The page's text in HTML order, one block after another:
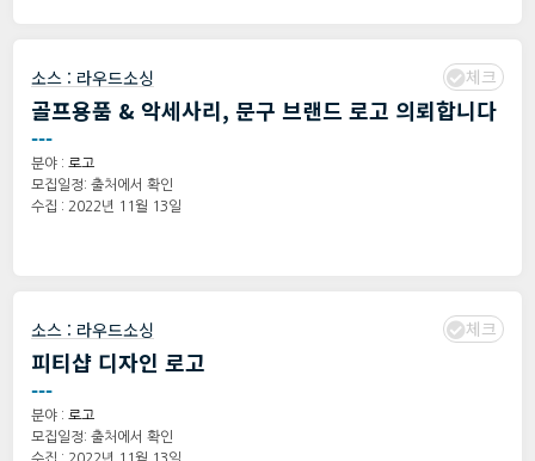
소스 : 라우드소싱 체크
골프용품 & 악세사리, 문구 브랜드 로고 의뢰합니다
---
분야 : 로고
모집일정: 출처에서 확인
수집 : 2022년 11월 13일
소스 : 라우드소싱 체크
피티샵 디자인 로고
---
분야 : 로고
모집일정: 출처에서 확인